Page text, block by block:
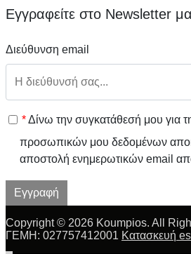
Εγγραφείτε στο Newsletter
Διεύθυνση email
*Δίνω την συγκατάθεσή μου για
προσωπικών μου δεδομένων
αποστολή ενημερωτικών email από
Εγγραφή
Copyright © 2026 Koumpios. All
ΓΕΜΗ: 027757412001 Κατασκευή